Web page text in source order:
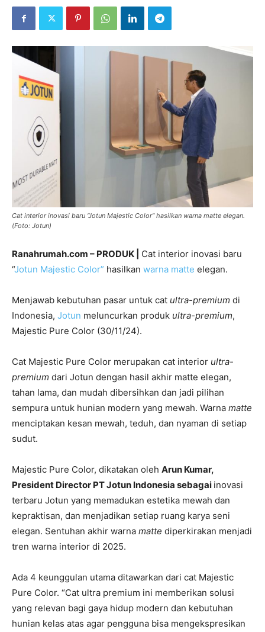
Cat interior inovasi baru “Jotun Majestic Color” hasilkan warna matte elegan.
(Foto: Jotun)
Ranahrumah.com – PRODUK | Cat interior inovasi baru
“Jotun Majestic Color” hasilkan warna matte elegan.
Menjawab kebutuhan pasar untuk cat ultra-premium di
Indonesia, Jotun meluncurkan produk ultra-premium,
Majestic Pure Color (30/11/24).
Cat Majestic Pure Color merupakan cat interior ultra-
premium dari Jotun dengan hasil akhir matte elegan,
tahan lama, dan mudah dibersihkan dan jadi pilihan
sempura untuk hunian modern yang mewah. Warna matte
menciptakan kesan mewah, teduh, dan nyaman di setiap
sudut.
Majestic Pure Color, dikatakan oleh Arun Kumar,
President Director PT Jotun Indonesia sebagai inovasi
terbaru Jotun yang memadukan estetika mewah dan
kepraktisan, dan menjadikan setiap ruang karya seni
elegan. Sentuhan akhir warna matte diperkirakan menjadi
tren warna interior di 2025.
Ada 4 keunggulan utama ditawarkan dari cat Majestic
Pure Color. “Cat ultra premium ini memberikan solusi
yang relevan bagi gaya hidup modern dan kebutuhan
hunian kelas atas agar pengguna bisa mengekspresikan